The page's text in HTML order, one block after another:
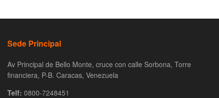
Sede Principal
Av Principal de Bello Monte, cruce con calle Sorbona, Torre
financiera, P-B. Caracas, Venezuela
Telf: 0800-7248451